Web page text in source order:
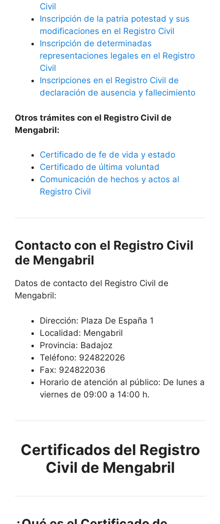
Civil
Inscripción de la patria potestad y sus
modificaciones en el Registro Civil
Inscripción de determinadas
representaciones legales en el Registro
Civil
Inscripciones en el Registro Civil de
declaración de ausencia y fallecimiento
Otros trámites con el Registro Civil de
Mengabril:
Certificado de fe de vida y estado
Certificado de última voluntad
Comunicación de hechos y actos al
Registro Civil
Contacto con el Registro Civil
de Mengabril
Datos de contacto del Registro Civil de
Mengabril:
Dirección: Plaza De España 1
Localidad: Mengabril
Provincia: Badajoz
Teléfono: 924822026
Fax: 924822036
Horario de atención al público: De lunes a
viernes de 09:00 a 14:00 h.
Certificados del Registro
Civil de Mengabril